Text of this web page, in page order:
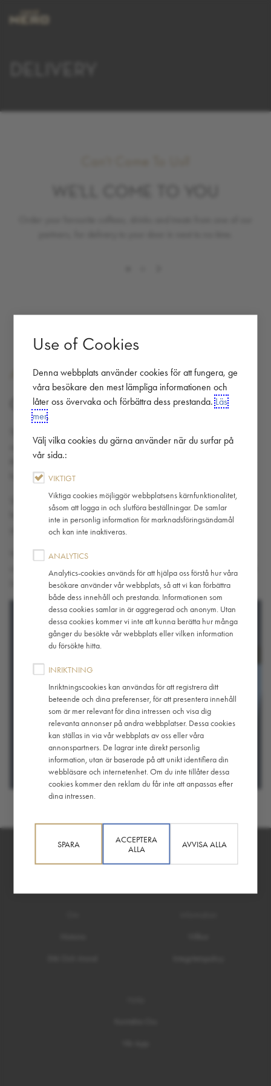
Avoid The Queue
CLICK AND COLLECT
rewards along the way. Make sure you have the latest version of
the App (this bit’s important) so you can see Click & Collect on the
home screen. If not, you’ll need to update it in the App Store.
Select the store and then the items you wish to purchase. If you
haven’t already, you’ll need to link a payment card to complete
your order. It’ll make all future payments seamless.
We’ll send you updates and notify you when your order’s ready to
collect. There’s a designated, easy-to-spot area where your coffee
(or other items) will be waiting for you.
Use of Cookies
Denna webbplats använder cookies för att fungera, ge
våra besökare den mest lämpliga informationen och
låter oss övervaka och förbättra dess prestanda.Läs
mer.
Välj vilka cookies du gärna använder när du surfar på
vår sida.:
VIKTIGT
Viktiga cookies möjliggör webbplatsens kärnfunktionalitet,
såsom att logga in och slutföra beställningar. De samlar
inte in personlig information för marknadsföringsändamål
och kan inte inaktiveras.
ANALYTICS
Analytics-cookies används för att hjälpa oss förstå hur våra
besökare använder vår webbplats, så att vi kan förbättra
både dess innehåll och prestanda. Informationen som
dessa cookies samlar in är aggregerad och anonym. Utan
dessa cookies kommer vi inte att kunna berätta hur många
gånger du besökte vår webbplats eller vilken information
du försökte hitta.
INRIKTNING
Inriktningscookies kan användas för att registrera ditt
beteende och dina preferenser, för att presentera innehåll
som är mer relevant för dina intressen och visa dig
relevanta annonser på andra webbplatser. Dessa cookies
kan ställas in via vår webbplats av oss eller våra
annonspartners. De lagrar inte direkt personlig
information, utan är baserade på att unikt identifiera din
webbläsare och internetenhet. Om du inte tillåter dessa
cookies kommer den reklam du får inte att anpassas efter
dina intressen.
SPARA
ACCEPTERA
ALLA
AVVISA ALLA